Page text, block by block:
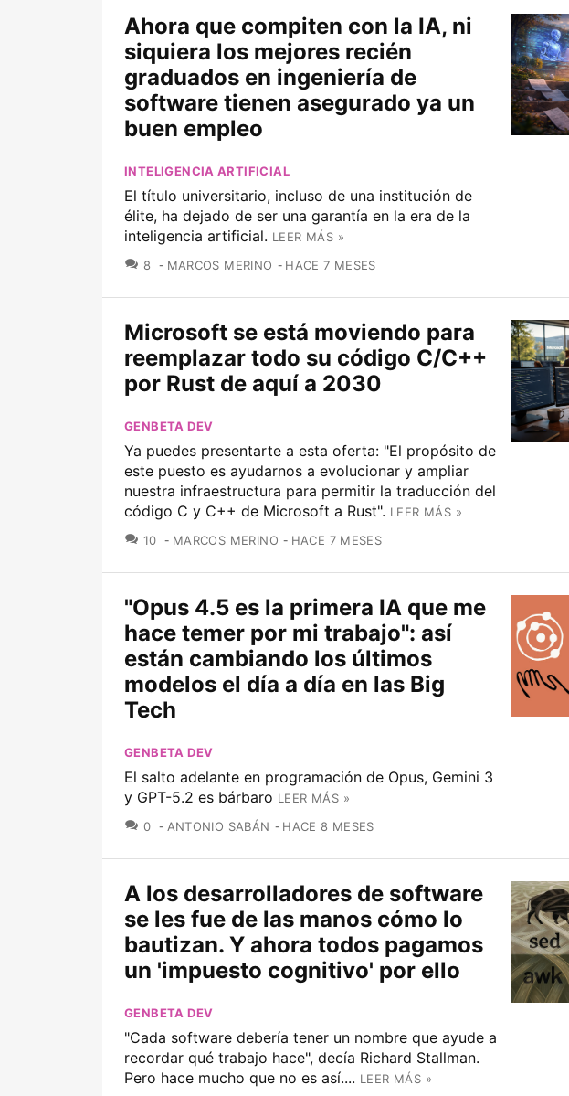
Ahora que compiten con la IA, ni
siquiera los mejores recién
graduados en ingeniería de
software tienen asegurado ya un
buen empleo
INTELIGENCIA ARTIFICIAL
El título universitario, incluso de una institución de
élite, ha dejado de ser una garantía en la era de la
inteligencia artificial. LEER MÁS »
8 COMENTARIOS
MARCOS MERINO HACE 7 MESES
Microsoft se está moviendo para
reemplazar todo su código C/C++
por Rust de aquí a 2030
GENBETA DEV
Ya puedes presentarte a esta oferta: "El propósito de
este puesto es ayudarnos a evolucionar y ampliar
nuestra infraestructura para permitir la traducción del
código C y C++ de Microsoft a Rust". LEER MÁS »
10 COMENTARIOS
MARCOS MERINO HACE 7 MESES
"Opus 4.5 es la primera IA que me
hace temer por mi trabajo": así
están cambiando los últimos
modelos el día a día en las Big
Tech
GENBETA DEV
El salto adelante en programación de Opus, Gemini 3
y GPT-5.2 es bárbaro LEER MÁS »
0 COMENTARIOS
ANTONIO SABÁN HACE 8 MESES
A los desarrolladores de software
se les fue de las manos cómo lo
bautizan. Y ahora todos pagamos
un 'impuesto cognitivo' por ello
GENBETA DEV
"Cada software debería tener un nombre que ayude a
recordar qué trabajo hace", decía Richard Stallman.
Pero hace mucho que no es así.... LEER MÁS »